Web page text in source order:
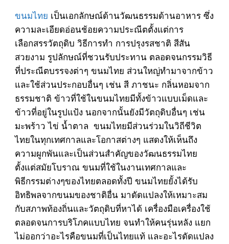
ขนมไทย เป็นเอกลักษณ์ด้านวัฒนธรรมด้านอาหาร ซึ่ง
ความละเอียดอ่อนช้อยความประณีตตั้งแต่การ
เลือกสรรวัตถุดิบ วิธีการทำ การปรุงรสชาติ สีสัน
สวยงาม รูปลักษณ์ที่ชวนรับประทาน ตลอดจนกรรมวิธี
ที่ประณีตบรรจงต่าๆ ขนมไทย ส่วนใหญ่ทำมาจากข้าว
และใช้ส่วนประกอบอื่นๆ เช่น สี ภาชนะ กลิ่นหอมจาก
ธรรมชาติ ข้าวที่ใช้ในขนมไทยมีทั้งข้าวแบบเม็ดและ
ข้าวที่อยู่ในรูปแป้ง นอกจากนั้นยังมีวัตถุดิบอื่นๆ เช่น
มะพร้าว ไข่ น้ำตาล ขนมไทยมีส่วนร่วมในวิถีชีวิต
ไทยในทุกเทศกาลและโอกาสต่างๆ แสดงให้เห็นถึง
ความผูกพันและเป็นส่วนสำคัญของวัฒนธรรมไทย
ตั้งแต่สมัยโบราณ ขนมที่ใช้ในงานเทศกาลและ
พิธีกรรมต่างๆของไทยตลอดทั้งปี ขนมไทยยั้งได้รับ
อิทธิพลจากขนมของชาติอื่น มาดัดแปลงให้เหมาะสม
กับสภาพท้องถิ่นและวัตถุดิบที่หาได้ เครื่องมือเครื่องใช้
ตลอดจนการบริโภคแบบไทย จนทำให้คนรุ่นหลัง แยก
ไม่ออกว่าอะไรคือขนมที่เป็นไทยแท้ และอะไรดัดแปลง